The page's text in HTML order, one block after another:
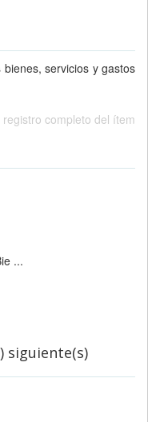
servicios y gastos
completo del ítem
...
siguiente(s)